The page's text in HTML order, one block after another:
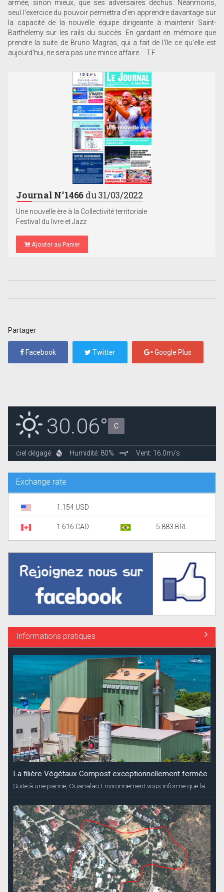
armée, sinon mieux, que ses adversaires déchus. Néanmoins,
seul l’exercice du pouvoir permettra d’en apprendre davantage sur
la capacité de la nouvelle équipe dirigeante à maintenir Saint-
Barthélemy sur les rails du succès. En gardant en mémoire que
prendre la suite de Bruno Magras, qui a fait de l’île ce qu’elle est
aujourd’hui, ne sera pas une mince affaire. T.F.
Journal N°1466 du 31/03/2022
Une nouvelle ère à la Collectivité territoriale
Festival du livre et Jazz
Ajouter au Panier
Partager
Facebook Twitter Google Plus
30.06° C
ciel dégagé Humidité: 80% Vent: 16.0m/s
Exchange rate
1.154 USD
1.616 CAD 5.883 BRL
Informations pratiques
La filière Végétaux Compost exceptionnellement fermée
Suite à une panne, Ouanalao Environnement vous informe que la...